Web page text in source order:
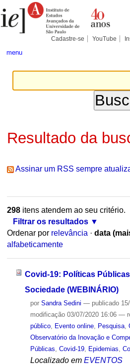
para
conteúdo.
Pessoais
Cadastre-se YouTube
menu
Resultado da
Assinar um RSS sempre
298itens atendem ao seu critério.
Filtrar os resultados
Ordenar por relevância · data
alfabeticamente
Covid-19: Políticas
Sociedade (WEBINÁRIO)
por Sandra Sedini — publicado15/
modificação03/07/2020 16:06 —
público, Evento online, Pesquisa,
Observatório da Inovação e
Públicas Covid-19, Epidemias
Localizado em EVENTOS